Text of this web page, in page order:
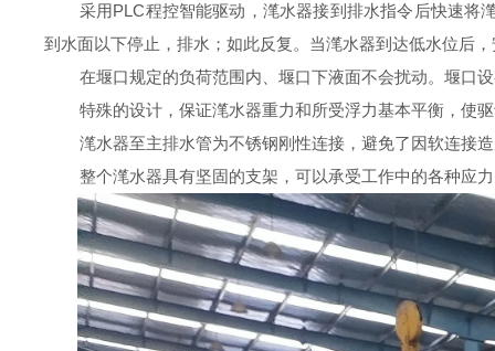
采用PLC程控智能驱动，滗水器接到排水指令后快速将
到水面以下停止，排水；如此反复。当滗水器到达低水位后
在堰口规定的负荷范围内、堰口下液面不会扰动。堰口
特殊的设计，保证滗水器重力和所受浮力基本平衡，使
滗水器至主排水管为不锈钢刚性连接，避免了因软连接
整个滗水器具有坚固的支架，可以承受工作中的各种应